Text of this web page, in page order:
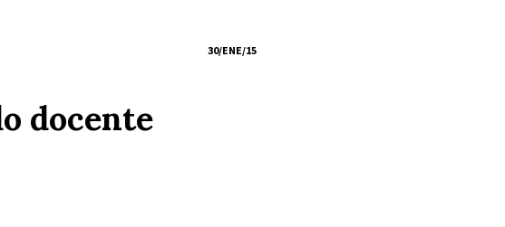
30/ENE/15
docente